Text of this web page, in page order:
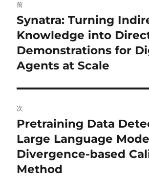
稿
ナ
ビ
シ
ョ
ン
前
前
の
投
稿:
Synatra: Turning
Knowledge into
Demonstrations for
Agents at Scale
次
次
の
投
稿:
Pretraining Data
Large Language
Divergence-based
Method